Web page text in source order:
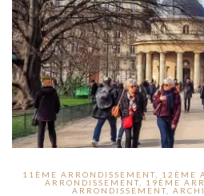
11ÈME ARRONDISSEMENT 12ÈME
ARRONDISSEMENT
19ÈME
ARRONDISSEMENT,